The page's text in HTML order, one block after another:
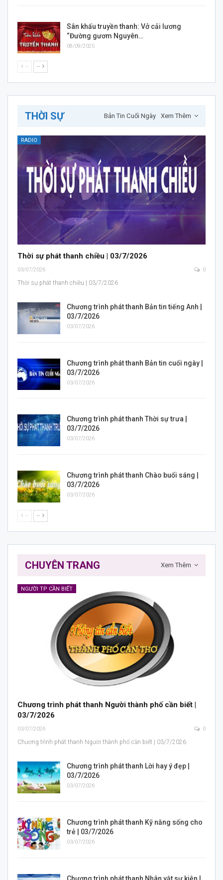
Sân khấu truyền thanh: Vở cải lương
“Đường gươm Nguyên…
08/09/2025
-- --
Xem Thêm
THỜI SỰ Bản Tin Cuối Ngày
RADIO
Thời sự phát thanh chiều | 03/7/2026
03/07/2026 0
Thời sự phát thanh chiều | 03/7/2026
Chương trình phát thanh Bản tin tiếng Anh |
03/7/2026
03/07/2026
Chương trình phát thanh Bản tin cuối ngày |
03/7/2026
03/07/2026
Chương trình phát thanh Thời sự trưa |
03/7/2026
03/07/2026
Chương trình phát thanh Chào buổi sáng |
03/7/2026
03/07/2026
-- --
Xem Thêm
CHUYÊN TRANG
NGƯỜI TP CẦN BIẾT
Chương trình phát thanh Người thành phố cần biết |
03/7/2026
03/07/2026 0
Chương trình phát thanh Người thành phố cần biết | 03/7/2026
Chương trình phát thanh Lời hay ý đẹp |
03/7/2026
03/07/2026
Chương trình phát thanh Kỹ năng sống cho
trẻ | 03/7/2026
03/07/2026
Chương trình phát thanh Nhân vật sự kiện |